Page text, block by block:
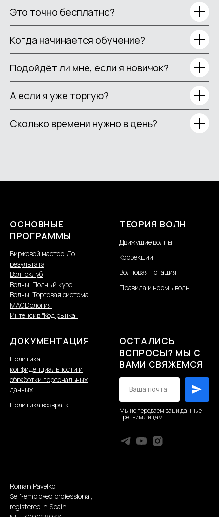
Это точно бесплатно?
Когда начинается обучение?
Подойдёт ли мне, если я новичок?
А если я уже торгую?
Сколько времени нужно в день?
ОСНОВНЫЕ
ПРОГРАММЫ
Биржевой мастер. До
результата
Волноклуб
Волны. Полный курс
Волны. Торговая система
MACDология
Интенсив "Код рынка"
ТЕОРИЯ ВОЛН
Движущие волны
Коррекции
Волновая нотация
Правила и нормы волн
ДОКУМЕНТАЦИЯ
Политика
конфиденциальности и
обработки персональных
данных
Политика возврата
ОСТАЛИСЬ
ВОПРОСЫ? МЫ С
ВАМИ СВЯЖЕМСЯ
Мы не передаем ваши данные
третьим лицам
Roman Pavelko
Self-employed professional,
registered in Spain